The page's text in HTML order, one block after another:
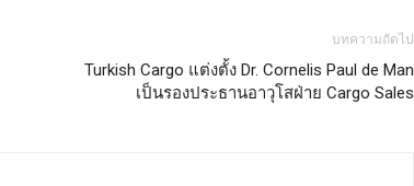
บทความถัดไป
Turkish Cargo แต่งตั้ง Dr. Cornelis Paul de Man
เป็นรองประธานอาวุโสฝ่าย Cargo Sales